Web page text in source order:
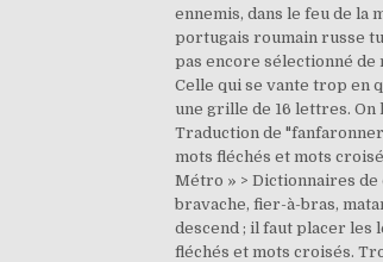
ennemis, dans le feu de la
portugais roumain russe
pas encore sélectionné de
Celle qui se vante trop en
une grille de 16 lettres.
Traduction de
mots fléchés et mots
Métro » > Dictionnaires
bravache, fier-à-bras,
descend ; il faut placer les
fléchés et mots croisés.